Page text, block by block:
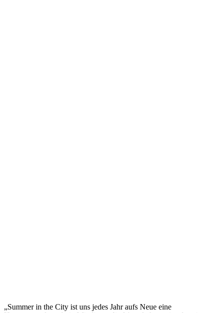
„Summer in the City ist uns jedes Jahr aufs Neue eine